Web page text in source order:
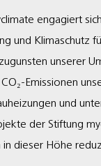
engagiert
und Klimaschutz
unserer
Emissionen
und
der Stiftung
in dieser Höhe